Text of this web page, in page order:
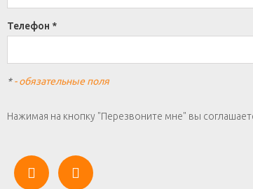
Телефон *
*- обязательные поля
Нажимая на кнопку "Перезвоните мне" вы